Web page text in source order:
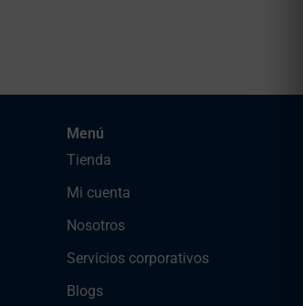
Menú
Tienda
Mi cuenta
Nosotros
Servicios corporativos
Blogs